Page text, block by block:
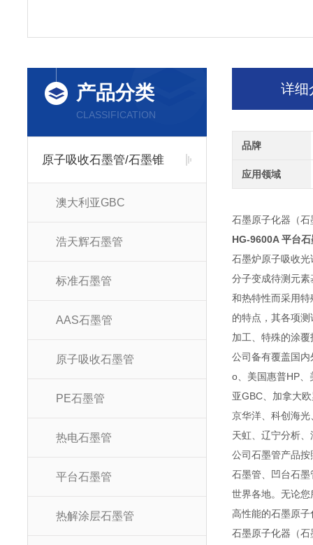
产品分类
CLASSIFICATION
原子吸收石墨管/石墨锥
澳大利亚GBC
浩天辉石墨管
标准石墨管
AAS石墨管
原子吸收石墨管
PE石墨管
热电石墨管
平台石墨管
热解涂层石墨管
详细
品牌
应用领域
石墨原子化
HG-9600A 平台
石墨炉原子吸收
分子变成待测元
和热特性而采用
的特点，其各项
加工、特殊的涂
公司备有覆盖国
o、美国惠普HP
亚GBC、加拿大
京华洋、科创海
天虹、辽宁分析
公司石墨管产品
石墨管、凹台石
世界各地。无论
高性能的石墨原
石墨原子化